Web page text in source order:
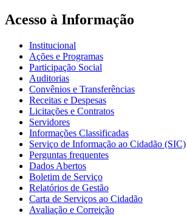
Acesso à Informação
Institucional
Ações e Programas
Participação Social
Auditorias
Convênios e Transferências
Receitas e Despesas
Licitações e Contratos
Servidores
Informações Classificadas
Serviço de Informação ao Cidadão (SIC)
Perguntas frequentes
Dados Abertos
Boletim de Serviço
Relatórios de Gestão
Carta de Serviços ao Cidadão
Avaliação e Correição